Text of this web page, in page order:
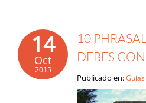
14
Oct
2015
10
DEBES
Publicado en: